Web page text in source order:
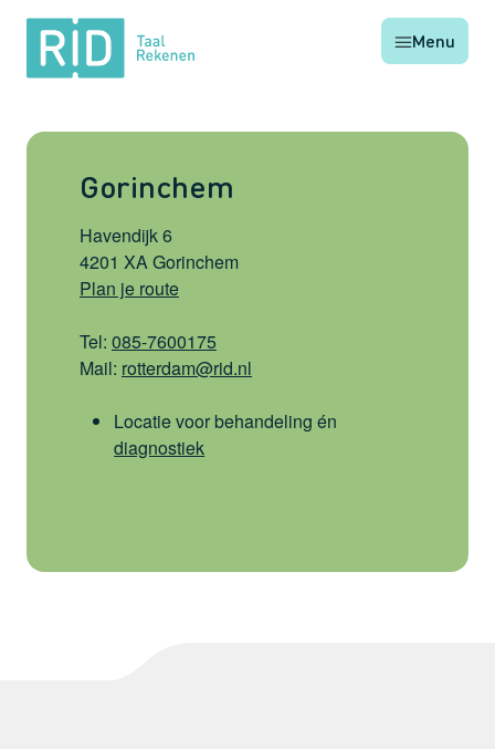
RID
Taal
Rekenen
Menu
Gorinchem
Havendijk 6
4201 XA Gorinchem
Plan je route
Tel: 085-7600175
Mail: rotterdam@rid.nl
Locatie voor behandeling én
diagnostiek